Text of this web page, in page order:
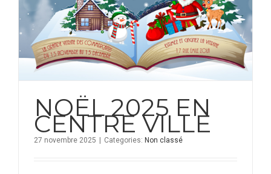
NOËL 2025 EN
CENTRE VILLE
27 novembre 2025 Categories: Non classé